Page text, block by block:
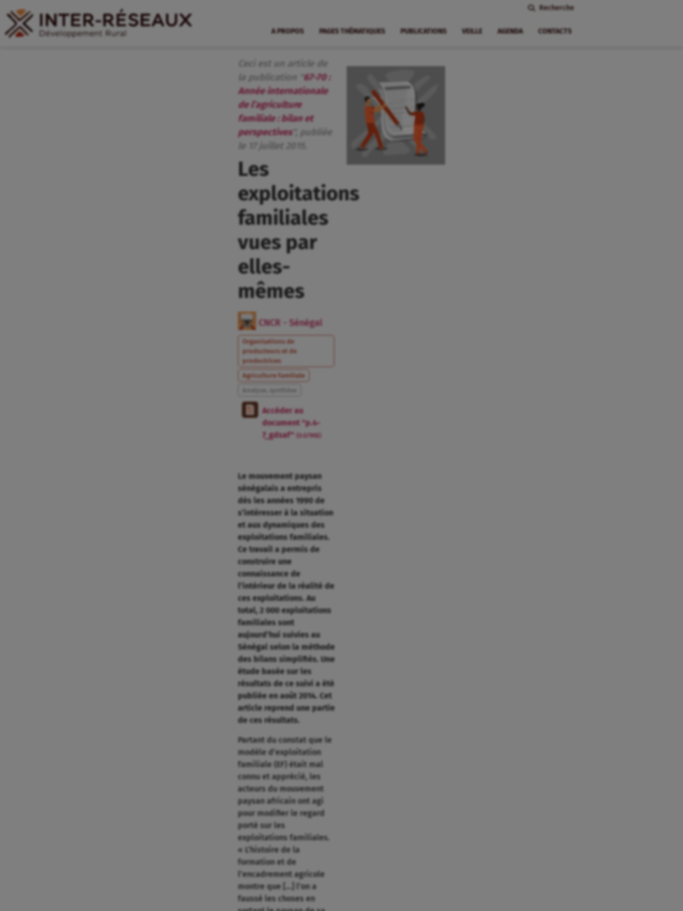
Recherche
A PROPOS PAGES THÉMATIQUES PUBLICATIONS VEILLE AGENDA CONTACTS
Ceci est un article de
la publication " 67-70 :
Année internationale
de l’agriculture
familiale : bilan et
perspectives", publiée
le
juillet
Les
exploitations
familiales
vues par
elles-
mêmes
CNCR - Sénégal
Organisations de
producteurs et de
productrices
Agriculture familiale
Accéder au
document "p.4-
7_gdsaf"
(0.67MB)
Le mouvement paysan
sénégalais a entrepris
dès les années 1990 de
s’intéresser à la situation
et aux dynamiques des
exploitations familiales.
Ce travail a permis de
construire une
connaissance de
l’intérieur de la réalité de
ces exploitations. Au
total, 2 000 exploitations
familiales sont
aujourd’hui suivies au
Sénégal selon la méthode
des bilans simplifiés. Une
étude basée sur les
résultats de ce suivi a été
publiée en août 2014. Cet
article reprend une partie
de ces résultats.
Partant du constat que le
modèle d’exploitation
familiale (EF) était mal
connu et apprécié, les
acteurs du mouvement
paysan africain ont agi
pour modifier le regard
porté sur les
exploitations familiales.
« L’histoire de la
formation et de
l’encadrement agricole
montre que […] l’on a
faussé les choses en